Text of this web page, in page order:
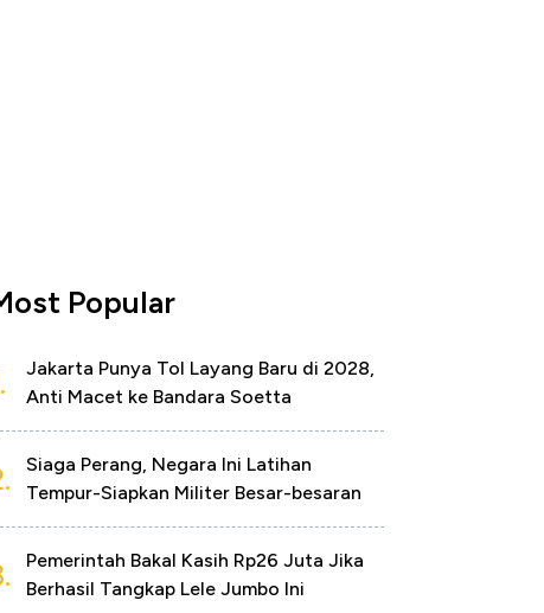
Popular
Jakarta Punya Tol Layang Baru di 2028,
Anti Macet ke Bandara Soetta
Siaga Perang, Negara Ini Latihan
Tempur-Siapkan Militer Besar-besaran
Pemerintah Bakal Kasih Rp26 Juta Jika
Berhasil Tangkap Lele Jumbo Ini